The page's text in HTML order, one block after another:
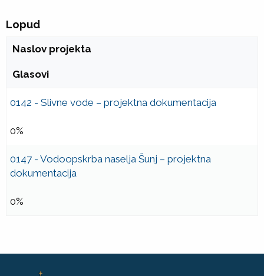
Lopud
Naslov projekta
Glasovi
0142 - Slivne vode – projektna dokumentacija
0%
0147 - Vodoopskrba naselja Šunj – projektna
dokumentacija
0%